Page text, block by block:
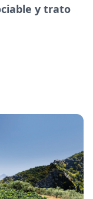
y trato